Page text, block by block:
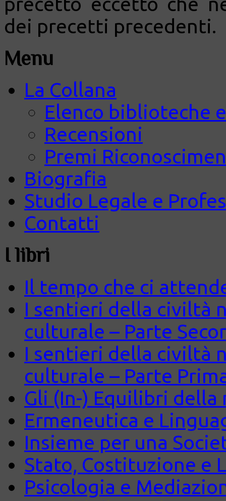
dei precetti precedenti.
Menu
La Collana
Elenco biblioteche
Recensioni
Premi
Biografia
Studio Legale e
Contatti
I libri
Il tempo che ci
I sentieri della civiltà
culturale – Parte
I sentieri della civiltà
culturale – Parte
Gli (In-) Equilibri della
Ermeneutica e
Insieme per una
Stato, Costituzione e
Psicologia e